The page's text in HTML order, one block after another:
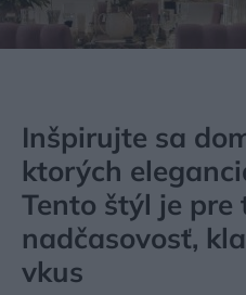
Inšpirujte sa
ktorých
Tento štýl je pre
nadčasovosť,
vkus